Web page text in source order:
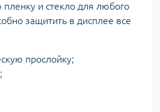
и стекло для любого
защитить в дисплее все
прослойку;